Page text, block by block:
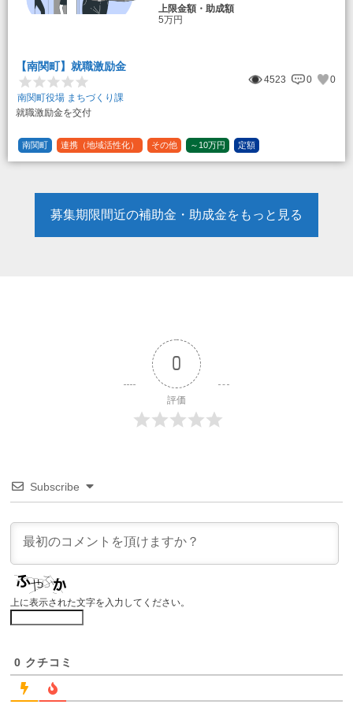
上限金額・助成額
5万円
【南関町】就職激励金
4523 0
0
南関町役場 まちづくり課
就職激励金を交付
南関町 連携（地域活性化） その他 ～10万円 定額
募集期限間近の補助金・助成金をもっと見る
0
評価
Subscribe
上に表示された文字を入力してください。
0 クチコミ